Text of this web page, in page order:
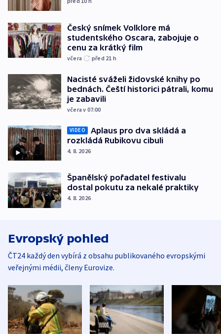
Český snímek Volklore má
studentského Oscara, zabojuje o
cenu za krátký film
včera před 21 h
Nacisté sváželi židovské knihy po
bednách. Čeští historici pátrali, komu
je zabavili
včera v 07:00
VIDEO
Aplaus pro dva skládá a
rozkládá Rubikovu cibuli
4. 8. 2026
Španělský pořadatel festivalu
dostal pokutu za nekalé praktiky
4. 8. 2026
Evropský pohled
ČT24 každý den vybírá z obsahu publikovaného evropskými
veřejnými médii, členy Eurovize.